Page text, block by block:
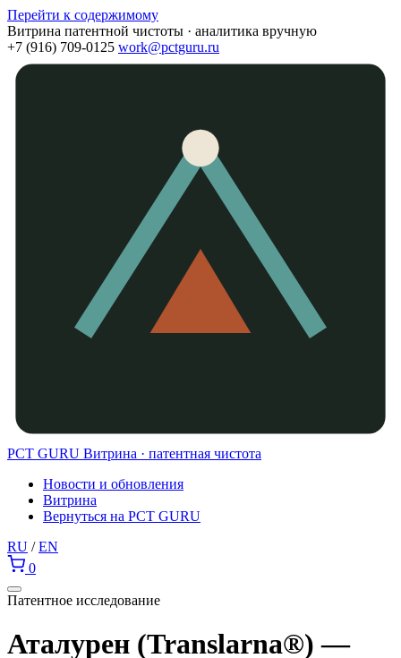
Перейти к содержимому
Витрина патентной чистоты · аналитика вручную
+7 (916) 709-0125 work@pctguru.ru
PCT GURU Витрина · патентная чистота
Новости и обновления
Витрина
Вернуться на PCT GURU
RU / EN
0
Патентное исследование
Аталурен (Translarna®) —